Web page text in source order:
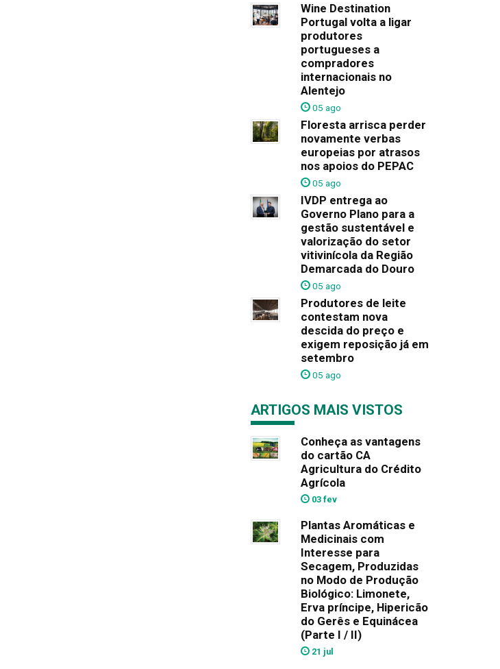
Wine Destination
Portugal volta a ligar
produtores
portugueses a
compradores
internacionais no
Alentejo
05 ago
Floresta arrisca perder
novamente verbas
europeias por atrasos
nos apoios do PEPAC
05 ago
IVDP entrega ao
Governo Plano para a
gestão sustentável e
valorização do setor
vitivinícola da Região
Demarcada do Douro
05 ago
Produtores de leite
contestam nova
descida do preço e
exigem reposição já em
setembro
05 ago
ARTIGOS MAIS VISTOS
Conheça as vantagens
do cartão CA
Agricultura do Crédito
Agrícola
03 fev
Plantas Aromáticas e
Medicinais com
Interesse para
Secagem, Produzidas
no Modo de Produção
Biológico: Limonete,
Erva príncipe, Hipericão
do Gerês e Equinácea
(Parte I / II)
21 jul